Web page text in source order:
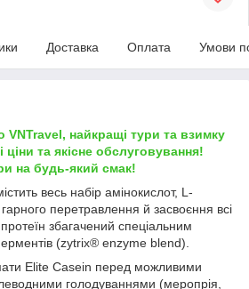
Доставка Оплата Умови
VNTravel, найкращі тури та взимку
ціни та якісне обслуговування!
на будь-який смак!
весь набір амінокислот, L-
перетравлення й засвоєння всі
збагачений спеціальним
(zytrix® enzyme blend).
Elite Casein перед можливими
голодуваннями (меропрія,